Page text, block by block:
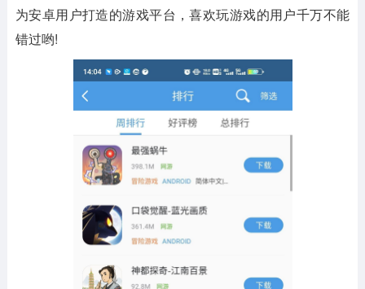
为安卓用户打造的游戏平台，喜欢玩游戏的用户千万不能
错过哟!